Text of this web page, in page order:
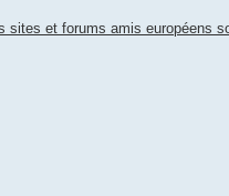
sites et forums amis européens